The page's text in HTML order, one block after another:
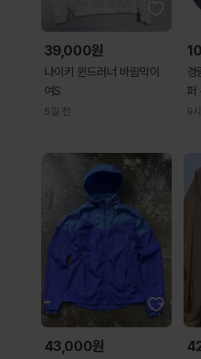
39,000원
나이키 윈드러너 바람막이
여S
5일 전
경
퍼
9
43,000원